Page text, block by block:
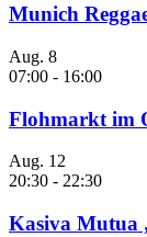
Munich
Aug. 8
07:00 - 16:00
Flohmarkt im
Aug. 12
20:30 - 22:30
Kasiva Mutua